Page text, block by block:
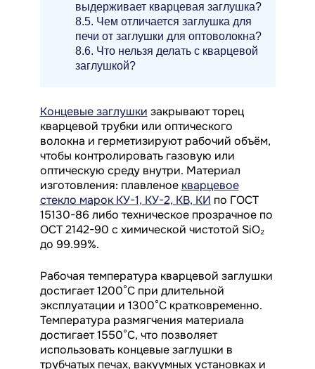
выдерживает кварцевая заглушка?
8.5. Чем отличается заглушка для
печи от заглушки для оптоволокна?
8.6. Что нельзя делать с кварцевой
заглушкой?
Концевые заглушки закрывают торец
кварцевой трубки или оптического
волокна и герметизируют рабочий объём,
чтобы контролировать газовую или
оптическую среду внутри. Материал
изготовления: плавленое кварцевое
стекло марок КУ-1, КУ-2, КВ, КИ по ГОСТ
15130-86 либо техническое прозрачное по
ОСТ 2142-90 с химической чистотой SiO₂
до 99.99%.
Рабочая температура кварцевой заглушки
достигает 1200°C при длительной
эксплуатации и 1300°C кратковременно.
Температура размягчения материала
достигает 1550°C, что позволяет
использовать концевые заглушки в
трубчатых печах, вакуумных установках и